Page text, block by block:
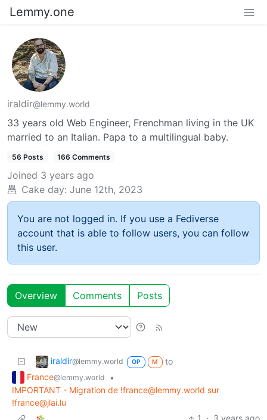
Lemmy.one
iraldir@lemmy.world
33 years old Web Engineer, Frenchman living in the UK
married to an Italian. Papa to a multilingual baby.
56 Posts 166 Comments
Joined 3 years ago
Cake day: June 12th, 2023
You are not logged in. If you use a Fediverse
account that is able to follow users, you can follow
this user.
Overview Comments Posts
iraldir@lemmy.world OP M
to
France@lemmy.world
•
IMPORTANT - Migration de !france@lemmy.world sur
!france@jlai.lu